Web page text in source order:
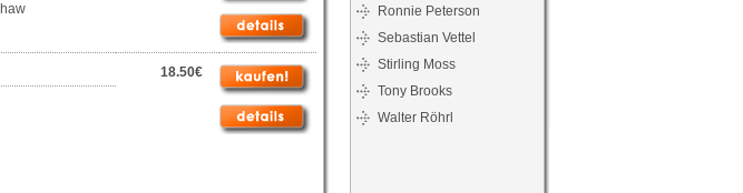
18.50€
Ronnie Peterson
Sebastian Vettel
Stirling Moss
Tony Brooks
Walter Röhrl